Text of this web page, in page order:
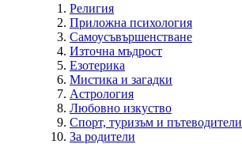
Религия
Приложна психология
Самоусъвършенстване
Източна мъдрост
Езотерика
Мистика и загадки
Астрология
Любовно изкуство
Спорт, туризъм и пътеводители
За родители